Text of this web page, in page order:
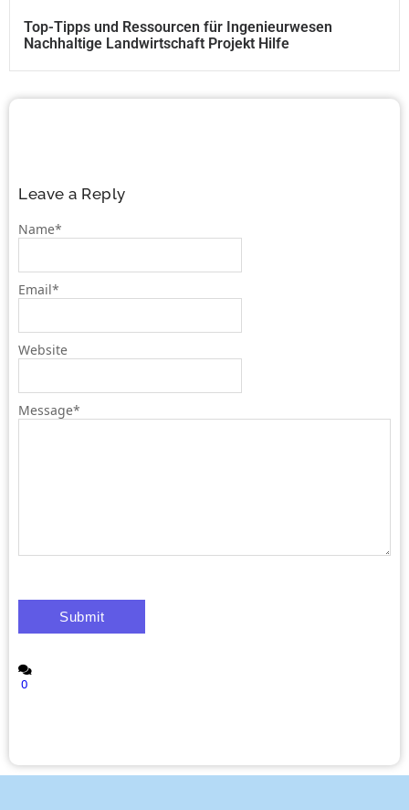
Top-Tipps und Ressourcen für Ingenieurwesen
Nachhaltige Landwirtschaft Projekt Hilfe
Leave a Reply
Message*
Name*
Email*
Website
0